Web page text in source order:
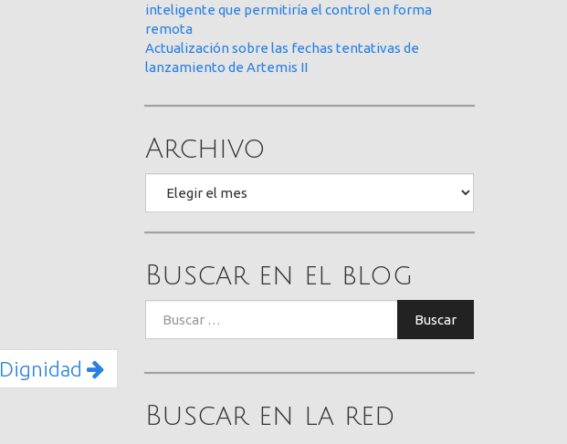
Dignidad
inteligente que permitiría el control en forma
remota
Actualización sobre las fechas tentativas de
lanzamiento de Artemis II
Archivo
Buscar en el blog
Buscar
Buscar en la red